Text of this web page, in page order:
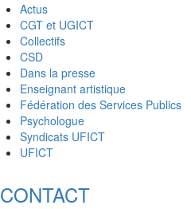
Actus
CGT et UGICT
Collectifs
CSD
Dans la presse
Enseignant artistique
Fédération des Services Publics
Psychologue
Syndicats UFICT
UFICT
CONTACT